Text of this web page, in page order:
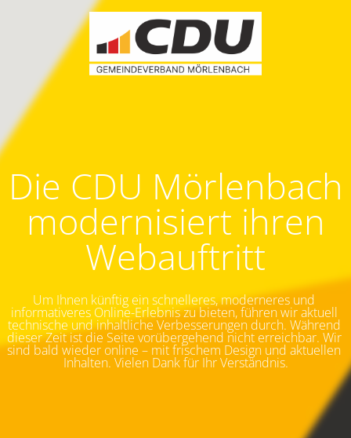
Die CDU Mörlenbach
modernisiert ihren
Webauftritt
Um Ihnen künftig ein schnelleres, moderneres und
informativeres Online-Erlebnis zu bieten, führen wir aktuell
technische und inhaltliche Verbesserungen durch. Während
dieser Zeit ist die Seite vorübergehend nicht erreichbar. Wir
sind bald wieder online – mit frischem Design und aktuellen
Inhalten. Vielen Dank für Ihr Verständnis.